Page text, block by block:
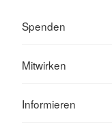
Spenden
Mitwirken
Informieren